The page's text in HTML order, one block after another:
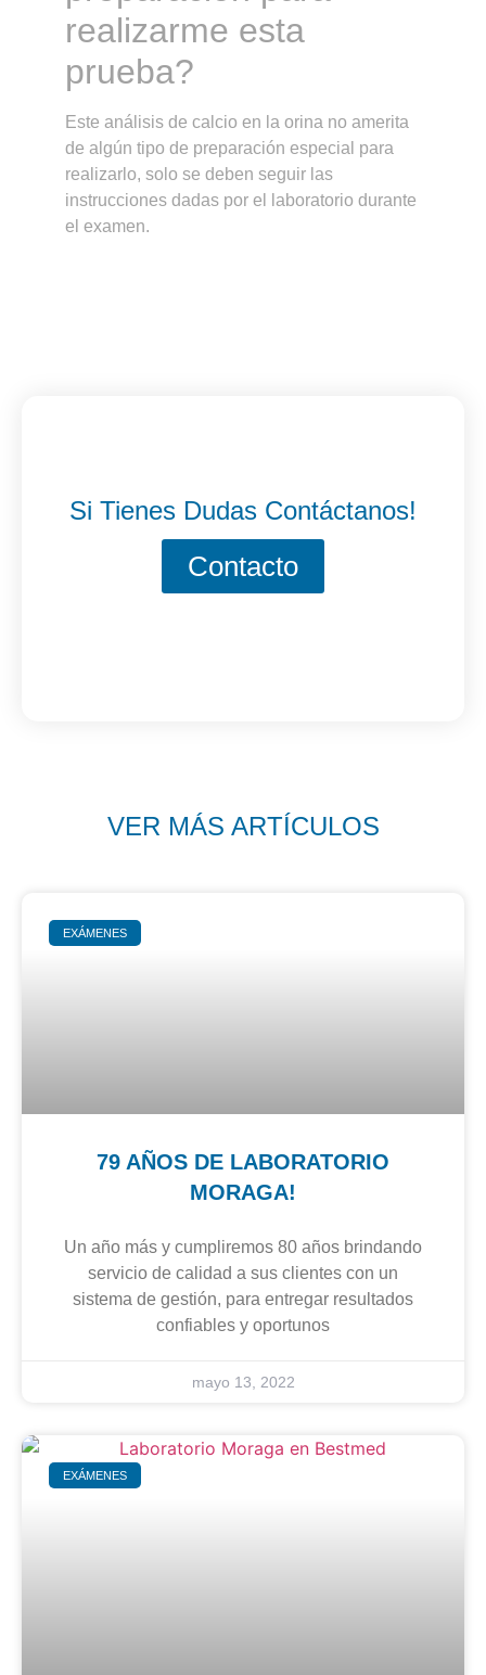
realizarme esta
prueba?
Este análisis de calcio en la orina no amerita
de algún tipo de preparación especial para
realizarlo, solo se deben seguir las
instrucciones dadas por el laboratorio durante
el examen.
Si Tienes Dudas Contáctanos!
Contacto
VER MÁS ARTÍCULOS
EXÁMENES
79 AÑOS DE LABORATORIO
MORAGA!
Un año más y cumpliremos 80 años brindando
servicio de calidad a sus clientes con un
sistema de gestión, para entregar resultados
confiables y oportunos
mayo 13, 2022
EXÁMENES